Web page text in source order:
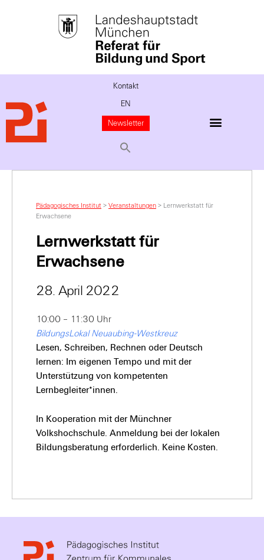
Kontakt
EN
Newsletter
Pädagogisches Institut > Veranstaltungen > Lernwerkstatt für
Erwachsene
Lernwerkstatt für
Erwachsene
28. April 2022
10:00 – 11:30 Uhr
BildungsLokal Neuaubing-Westkreuz
Lesen, Schreiben, Rechnen oder Deutsch
lernen: Im eigenen Tempo und mit der
Unterstützung von kompetenten
Lernbegleiter*innen.
In Kooperation mit der Münchner
Volkshochschule. Anmeldung bei der lokalen
Bildungsberatung erforderlich. Keine Kosten.